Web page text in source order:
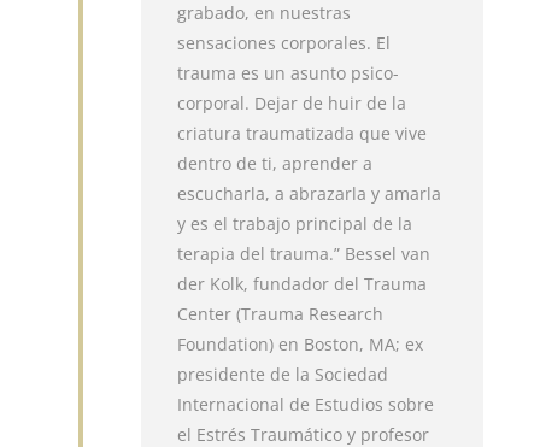
grabado, en nuestras
sensaciones corporales. El
trauma es un asunto psico-
corporal. Dejar de huir de la
criatura traumatizada que vive
dentro de ti, aprender a
escucharla, a abrazarla y amarla
y es el trabajo principal de la
terapia del trauma.” Bessel van
der Kolk, fundador del Trauma
Center (Trauma Research
Foundation) en Boston, MA; ex
presidente de la Sociedad
Internacional de Estudios sobre
el Estrés Traumático y profesor